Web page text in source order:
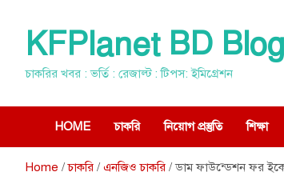
contentKFPlanet BD Blog
চাকরির খবর : ভর্তি : রেজাল্ট : টিপস: ইমিগ্রেশন
HOME চাকরি নিয়োগ প্রস্তুতি শিক্ষা
Home চাকরি এনজিও চাকরি ডাম ফাউন্ডেশন ফর